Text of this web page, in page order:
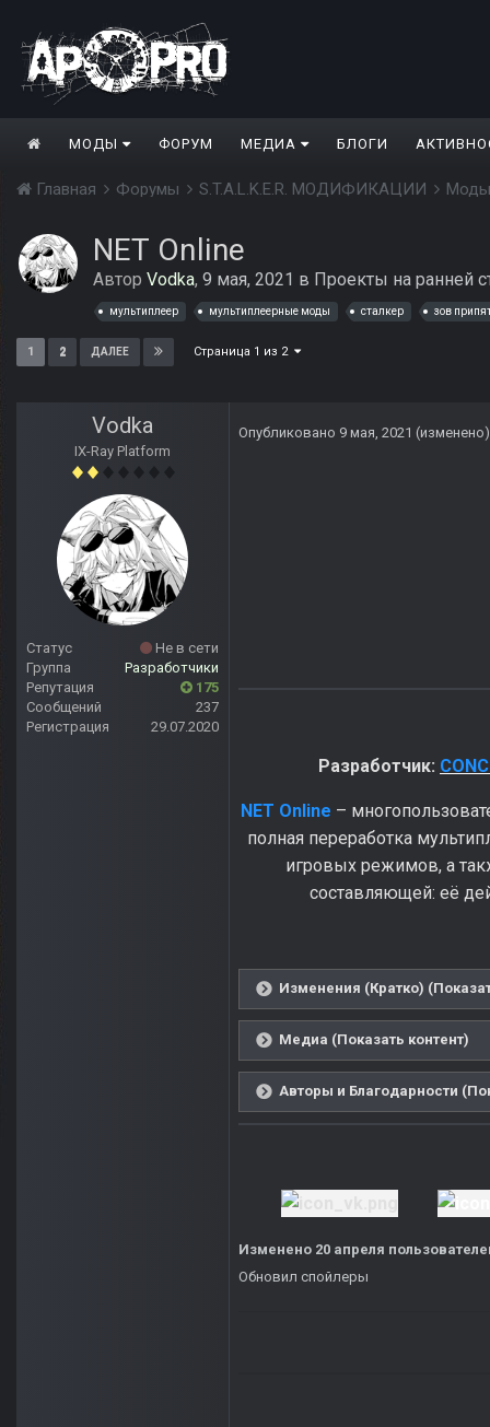
МОДЫ ФОРУМ МЕДИА БЛОГИ
Главная Форумы S.T.A.L.K.E.R. МОДИФИКАЦИИ Моды
NET Online
Автор Vodka, 9 мая, 2021 в Проекты на ранней
мультиплеер мультиплеерные моды сталкер зов
1 2 ДАЛЕЕ Страница 1 из 2
Vodka
IX-Ray Platform
Статус
Не в сети
Группа
Разработчики
Репутация
175
Сообщений
237
Регистрация
29.07.2020
Опубликовано 9 мая, 2021 (изменено)
Разработчик:
NET Online –
полная переработка
игровых режимов, а
составляющей: её
Изменения (Кратко)
Медиа (Показать контент)
Авторы и Благодарности
Изменено 20 апреля
Обновил спойлеры